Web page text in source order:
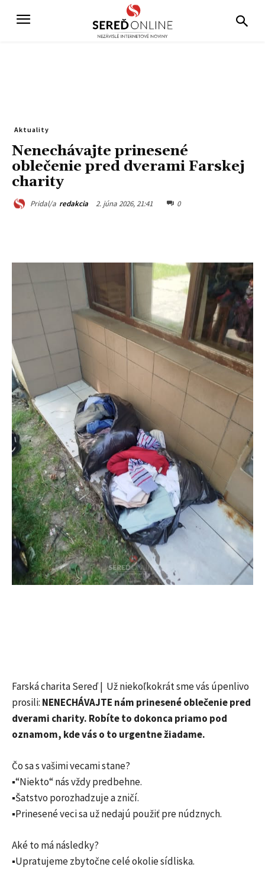
Aktuality
Nenechávajte prinesené
oblečenie pred dverami Farskej
charity
Pridal/a redakcia 2. júna 2026, 21:41 0
Farská charita Sereď | Už niekoľkokrát sme vás úpenlivo
prosili: NENECHÁVAJTE nám prinesené oblečenie pred
dverami charity. Robíte to dokonca priamo pod
oznamom, kde vás o to urgentne žiadame.
Čo sa s vašimi vecami stane?
▪️“Niekto“ nás vždy predbehne.
▪️Šatstvo porozhadzuje a zničí.
▪️Prinesené veci sa už nedajú použiť pre núdznych.
Aké to má následky?
▪️Upratujeme zbytočne celé okolie sídliska.